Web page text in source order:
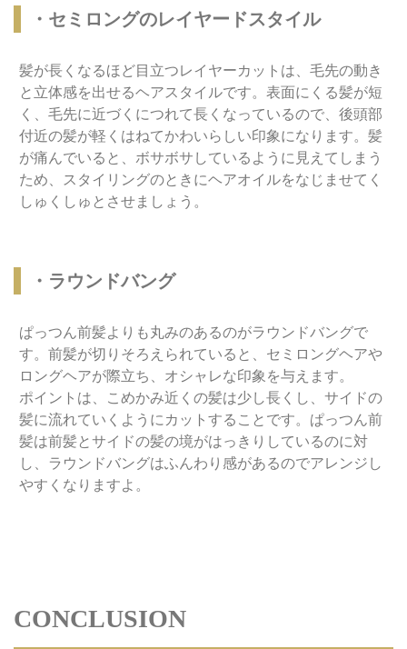
・セミロングのレイヤードスタイル
髪が長くなるほど目立つレイヤーカットは、毛先の動き
と立体感を出せるヘアスタイルです。表面にくる髪が短
く、毛先に近づくにつれて長くなっているので、後頭部
付近の髪が軽くはねてかわいらしい印象になります。髪
が痛んでいると、ボサボサしているように見えてしまう
ため、スタイリングのときにヘアオイルをなじませてく
しゅくしゅとさせましょう。
・ラウンドバング
ぱっつん前髪よりも丸みのあるのがラウンドバングで
す。前髪が切りそろえられていると、セミロングヘアや
ロングヘアが際立ち、オシャレな印象を与えます。
ポイントは、こめかみ近くの髪は少し長くし、サイドの
髪に流れていくようにカットすることです。ぱっつん前
髪は前髪とサイドの髪の境がはっきりしているのに対
し、ラウンドバングはふんわり感があるのでアレンジし
やすくなりますよ。
CONCLUSION